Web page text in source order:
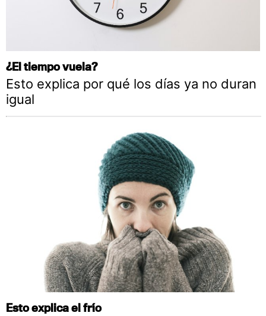
¿El tiempo vuela?
Esto explica por qué los días ya no duran
igual
Esto explica el frío